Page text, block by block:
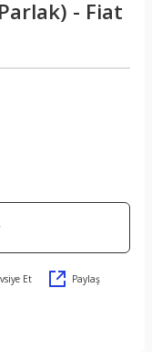
- Fiat
Et Paylaş